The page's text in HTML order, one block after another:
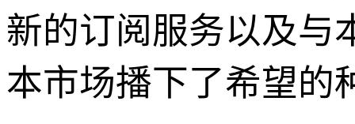
新的订阅服务以及与
本市场播下了希望的